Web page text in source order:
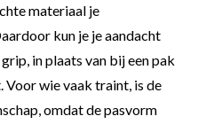
materiaal je
kun je je aandacht
in plaats van bij een pak
wie vaak traint, is de
omdat de pasvorm